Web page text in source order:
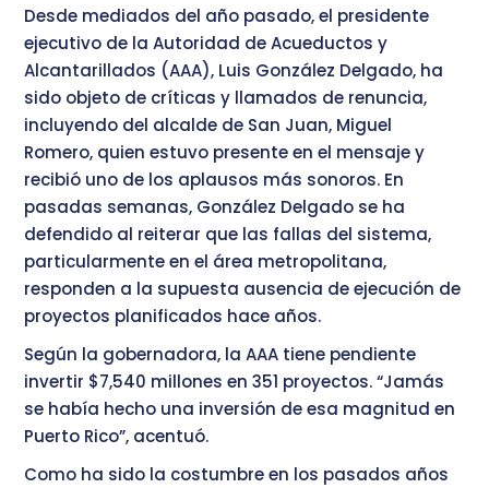
Desde mediados del año pasado, el presidente
ejecutivo de la Autoridad de Acueductos y
Alcantarillados (AAA), Luis González Delgado, ha
sido objeto de críticas y llamados de renuncia,
incluyendo del alcalde de San Juan, Miguel
Romero, quien estuvo presente en el mensaje y
recibió uno de los aplausos más sonoros. En
pasadas semanas, González Delgado se ha
defendido al reiterar que las fallas del sistema,
particularmente en el área metropolitana,
responden a la supuesta ausencia de ejecución de
proyectos planificados hace años.
Según la gobernadora, la AAA tiene pendiente
invertir $7,540 millones en 351 proyectos. “Jamás
se había hecho una inversión de esa magnitud en
Puerto Rico”, acentuó.
Como ha sido la costumbre en los pasados años